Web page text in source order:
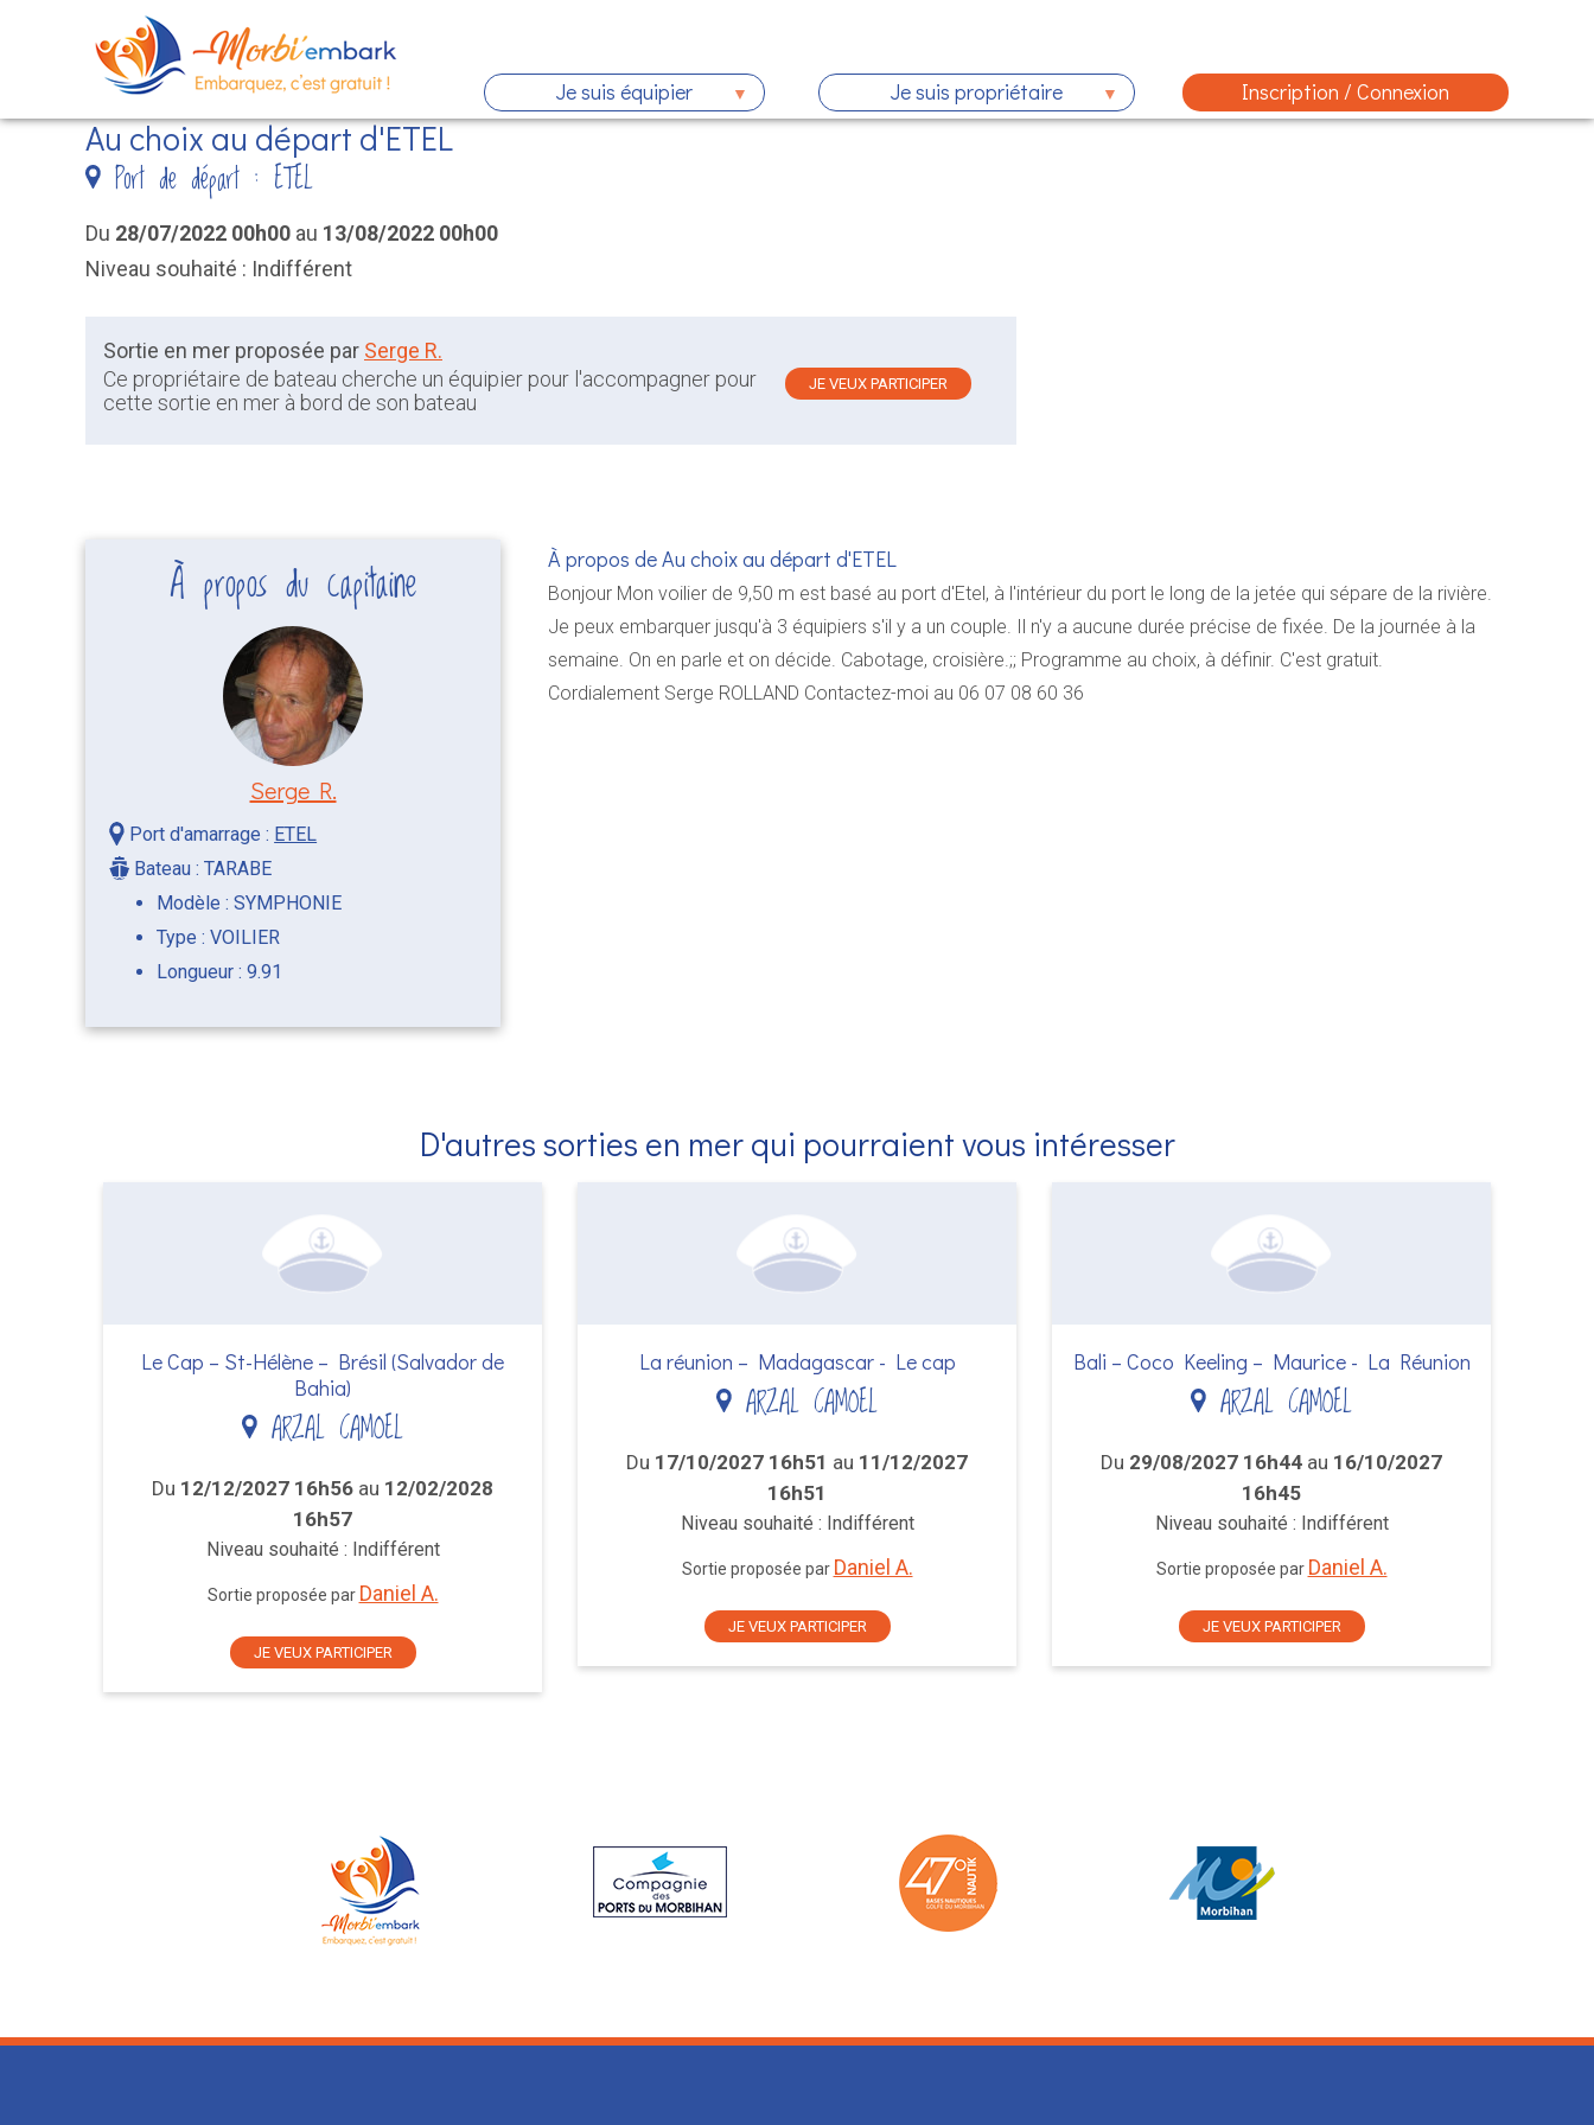
Je suis équipier Je suis propriétaire Inscription / Connexion
Au choix au départ d'ETEL
Port de départ : ETEL
Du 28/07/2022 00h00 au 13/08/2022 00h00
Niveau souhaité : Indifférent
Sortie en mer proposée par Serge R.
Ce propriétaire de bateau cherche un équipier pour l'accompagner pour
cette sortie en mer à bord de son bateau
JE VEUX PARTICIPER
À propos du capitaine
Serge R.
Port d'amarrage : ETEL
Bateau : TARABE
Modèle : SYMPHONIE
Type : VOILIER
Longueur : 9.91
À propos de Au choix au départ d'ETEL
Bonjour Mon voilier de 9,50 m est basé au port d'Etel, à l'intérieur du port le long de la jetée qui sépare de la rivière.
Je peux embarquer jusqu'à 3 équipiers s'il y a un couple. Il n'y a aucune durée précise de fixée. De la journée à la
semaine. On en parle et on décide. Cabotage, croisière.;; Programme au choix, à définir. C'est gratuit.
Cordialement Serge ROLLAND Contactez-moi au 06 07 08 60 36
D'autres sorties en mer qui pourraient vous intéresser
Le Cap – St-Hélène – Brésil (Salvador de
Bahia)
ARZAL CAMOEL
Du 12/12/2027 16h56 au 12/02/2028
16h57
Niveau souhaité : Indifférent
Sortie proposée par Daniel A.
JE VEUX PARTICIPER
La réunion – Madagascar - Le cap
ARZAL CAMOEL
Du 17/10/2027 16h51 au 11/12/2027
16h51
Niveau souhaité : Indifférent
Sortie proposée par Daniel A.
JE VEUX PARTICIPER
Bali – Coco Keeling – Maurice - La Réunion
ARZAL CAMOEL
Du 29/08/2027 16h44 au 16/10/2027
16h45
Niveau souhaité : Indifférent
Sortie proposée par Daniel A.
JE VEUX PARTICIPER
Panneau de gestion des cookies